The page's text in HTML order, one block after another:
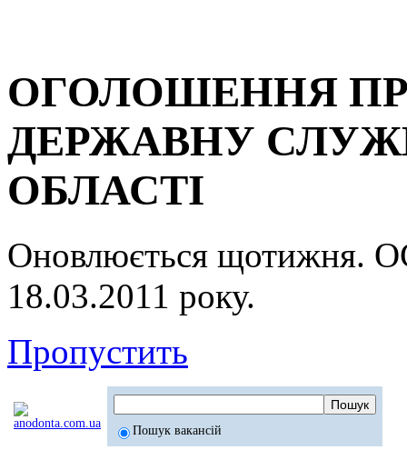
ОГОЛОШЕННЯ
ДЕРЖАВНУ
ОБЛАСТІ
Оновлюється
18.03.2011 року.
Пропустить
Пошук вакансій